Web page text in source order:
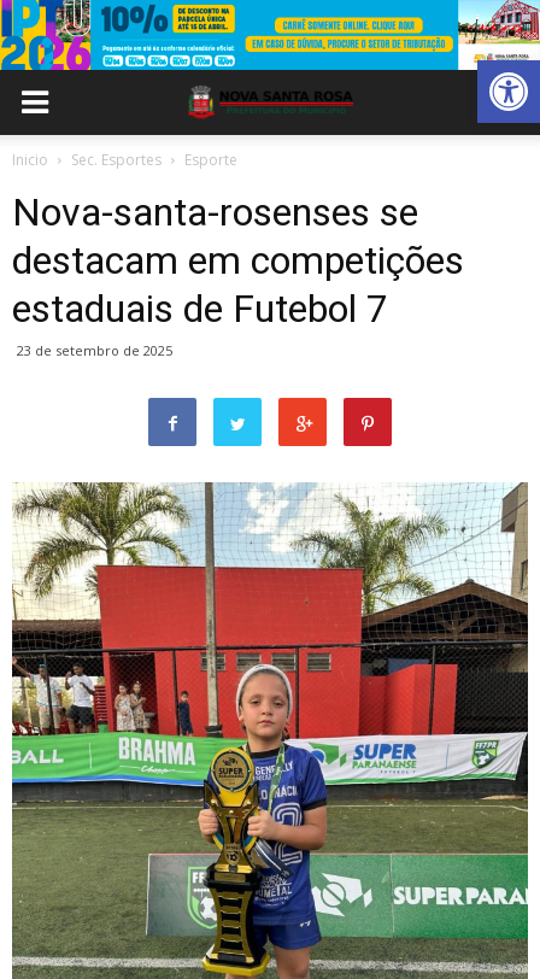
Abrir
Inicio Sec. Esportes Esporte
Nova-santa-rosenses se
destacam em competições
estaduais de Futebol 7
23 de setembro de 2025